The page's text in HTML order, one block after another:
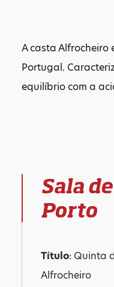
A casta Alfrocheiro
Portugal.
equilíbrio com a
Sala
Porto
Título: Quinta
Alfrocheiro